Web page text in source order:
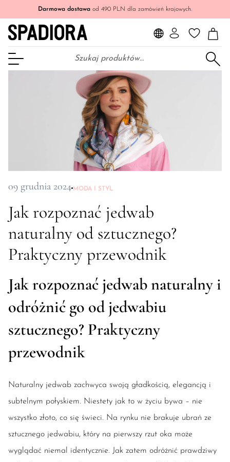
Darmowa dostawa od 490 PLN dla zamówień krajowych.
Szukaj:
09 grudnia 2024 MODA I STYL
Jak rozpoznać jedwab
naturalny od sztucznego?
Praktyczny przewodnik
Jak rozpoznać jedwab naturalny i
odróżnić go od jedwabiu
sztucznego? Praktyczny
przewodnik
Naturalny jedwab zachwyca swoją gładkością, elegancją i
subtelnym połyskiem. Niestety jak to w życiu bywa – nie
wszystko złoto, co się świeci. Na rynku nie brakuje ubrań ze
sztucznego jedwabiu, który na pierwszy rzut oka może
wyglądać niemal identycznie. Jak zatem odróżnić prawdziwy